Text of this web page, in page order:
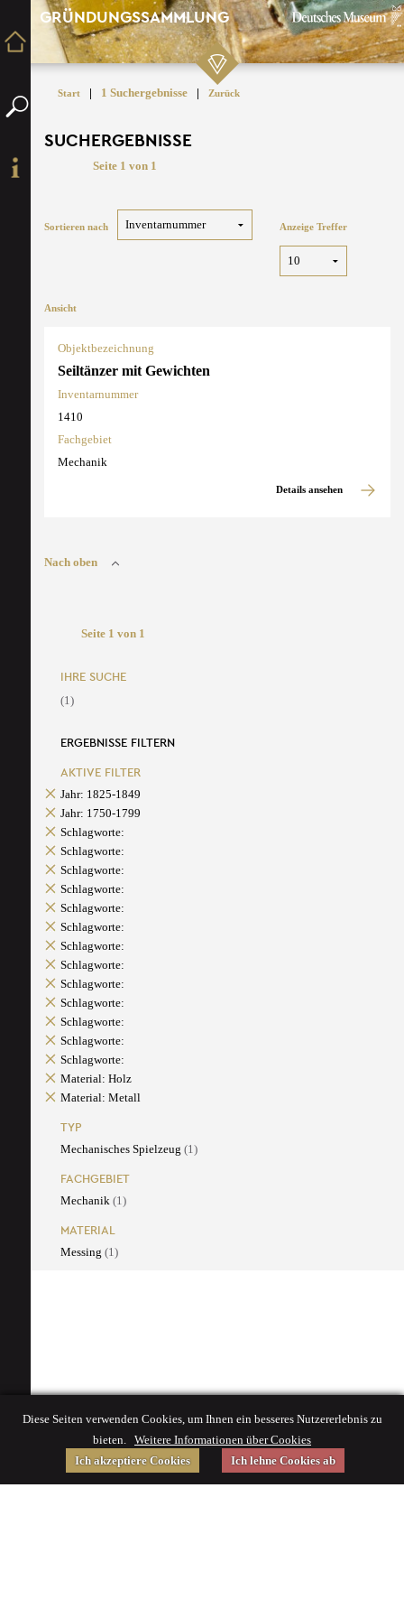
GRÜNDUNGSSAMMLUNG
Start | 1 Suchergebnisse | Zurück
SUCHERGEBNISSE
Seite 1 von 1
Sortieren nach Anzeige Treffer
Ansicht
Objektbezeichnung
Seiltänzer mit Gewichten
Inventarnummer
1410
Fachgebiet
Mechanik
Details ansehen
Nach oben
Seite 1 von 1
IHRE SUCHE
(1)
ERGEBNISSE FILTERN
AKTIVE FILTER
Jahr: 1825-1849
Jahr: 1750-1799
Schlagworte:
Schlagworte:
Schlagworte:
Schlagworte:
Schlagworte:
Schlagworte:
Schlagworte:
Schlagworte:
Schlagworte:
Schlagworte:
Schlagworte:
Schlagworte:
Schlagworte:
Material: Holz
Material: Metall
TYP
Mechanisches Spielzeug (1)
FACHGEBIET
Mechanik (1)
MATERIAL
Messing (1)
Diese Seiten verwenden Cookies, um Ihnen ein besseres Nutzererlebnis zu
bieten. Weitere Informationen über Cookies
Ich akzeptiere Cookies
Ich lehne Cookies ab